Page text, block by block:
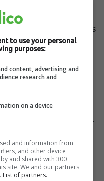
ou
de confiance : les
donner davantage
plus long sur les
que sur les employés.
pas lorsqu’un travail
des limites
les employés
to use your personal
purposes:
content, advertising and
research and
on a device
and information from
and other device
and shared with 300
site. We and our partners
List of partners.